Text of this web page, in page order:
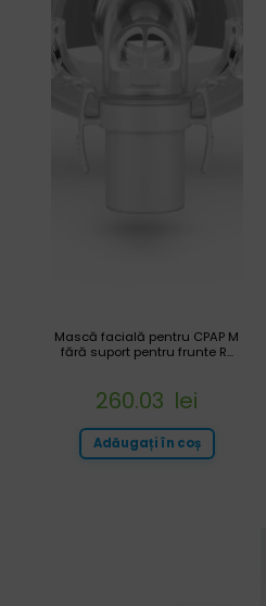
Mască facială pentru CPAP M
fără suport pentru frunte R...
260.03 lei
Adăugați în coș